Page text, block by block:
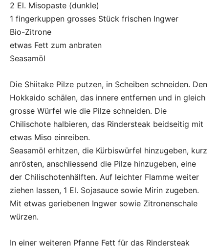
2 El. Misopaste (dunkle)
1 fingerkuppen grosses Stück frischen Ingwer
Bio-Zitrone
etwas Fett zum anbraten
Seasamöl
Die Shiitake Pilze putzen, in Scheiben schneiden. Den
Hokkaido schälen, das innere entfernen und in gleich
grosse Würfel wie die Pilze schneiden. Die
Chilischote halbieren, das Rindersteak beidseitig mit
etwas Miso einreiben.
Seasamöl erhitzen, die Kürbiswürfel hinzugeben, kurz
anrösten, anschliessend die Pilze hinzugeben, eine
der Chilischotenhälften. Auf leichter Flamme weiter
ziehen lassen, 1 El. Sojasauce sowie Mirin zugeben.
Mit etwas geriebenen Ingwer sowie Zitronenschale
würzen.
In einer weiteren Pfanne Fett für das Rindersteak